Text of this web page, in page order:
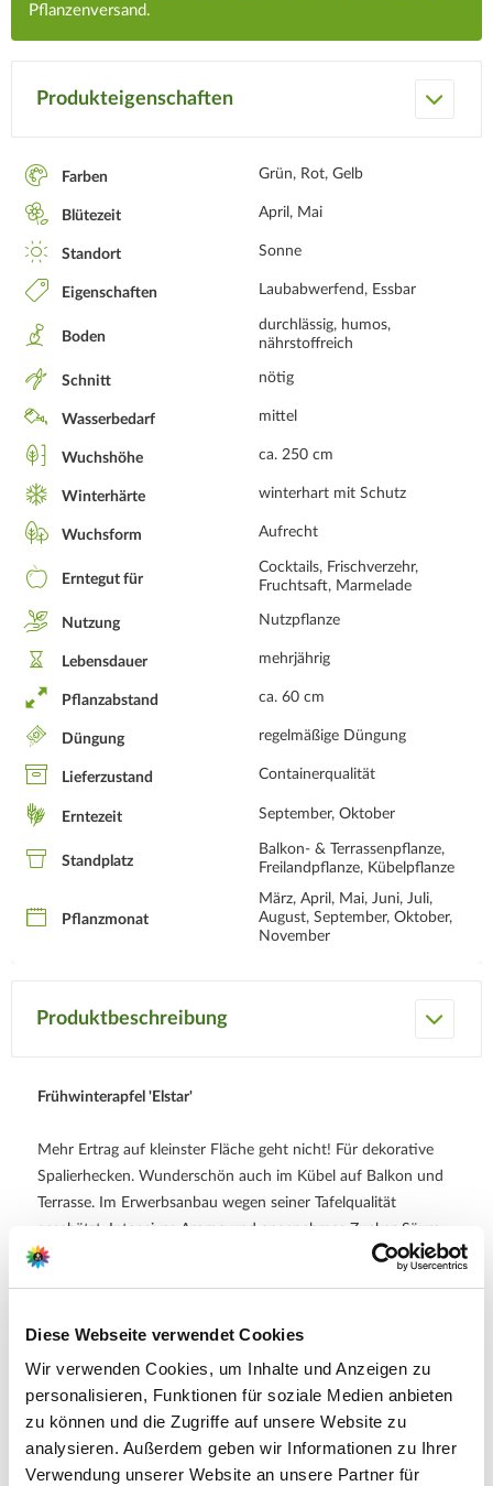
Diese Webseite verwendet Cookies
Wir verwenden Cookies, um Inhalte und Anzeigen zu
personalisieren, Funktionen für soziale Medien anbieten
zu können und die Zugriffe auf unsere Website zu
analysieren. Außerdem geben wir Informationen zu Ihrer
Verwendung unserer Website an unsere Partner für
Pflanzenversand.
Produkteigenschaften
Farben Grün, Rot, Gelb
Blütezeit April, Mai
Standort Sonne
Eigenschaften Laubabwerfend, Essbar
Boden
durchlässig, humos,
nährstoffreich
Schnitt nötig
Wasserbedarf mittel
Wuchshöhe ca. 250 cm
Winterhärte winterhart mit Schutz
Wuchsform Aufrecht
Erntegut für
Cocktails, Frischverzehr,
Fruchtsaft, Marmelade
Nutzung Nutzpflanze
Lebensdauer mehrjährig
Pflanzabstand ca. 60 cm
Düngung regelmäßige Düngung
Lieferzustand Containerqualität
Erntezeit September, Oktober
Standplatz
Balkon- & Terrassenpflanze,
Freilandpflanze, Kübelpflanze
Pflanzmonat
März, April, Mai, Juni, Juli,
August, September, Oktober,
November
Produktbeschreibung
Frühwinterapfel 'Elstar'
Mehr Ertrag auf kleinster Fläche geht nicht! Für dekorative
Spalierhecken. Wunderschön auch im Kübel auf Balkon und
Terrasse. Im Erwerbsanbau wegen seiner Tafelqualität
geschätzt. Intensives Aroma und angenehmes Zucker-Säure-
Verhältnis. Mittelfestes, feinzelliges Fruchtfleisch.
Hersteller/Importeur